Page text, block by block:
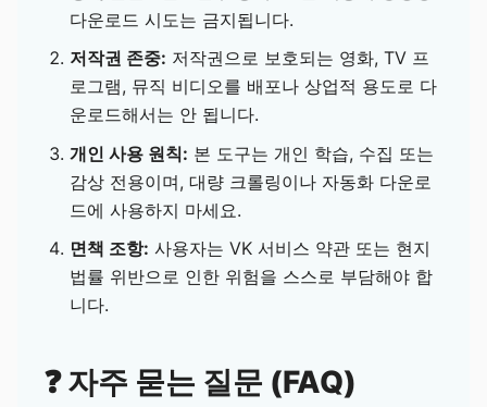
다운로드 시도는 금지됩니다.
저작권 존중: 저작권으로 보호되는 영화, TV 프
로그램, 뮤직 비디오를 배포나 상업적 용도로 다
운로드해서는 안 됩니다.
개인 사용 원칙: 본 도구는 개인 학습, 수집 또는
감상 전용이며, 대량 크롤링이나 자동화 다운로
드에 사용하지 마세요.
면책 조항: 사용자는 VK 서비스 약관 또는 현지
법률 위반으로 인한 위험을 스스로 부담해야 합
니다.
❓ 자주 묻는 질문 (FAQ)